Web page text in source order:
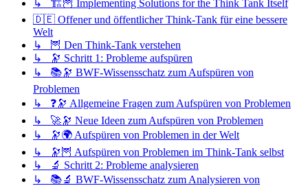
↳ 🏗️🦉 Implementing Solutions for the Think Tank Itself
🇩🇪 Offener und öffentlicher Think-Tank für eine bessere
Welt
↳ 🦉 Den Think-Tank verstehen
↳ 🔭 Schritt 1: Probleme aufspüren
↳ 📚🔭 BWF-Wissensschatz zum Aufspüren von
Problemen
↳ ❓🔭 Allgemeine Fragen zum Aufspüren von Problemen
↳ 🚀🔭 Neue Ideen zum Aufspüren von Problemen
↳ 🔭🌍 Aufspüren von Problemen in der Welt
↳ 🔭🦉 Aufspüren von Problemen im Think-Tank selbst
↳ 🔬 Schritt 2: Probleme analysieren
↳ 📚🔬 BWF-Wissensschatz zum Analysieren von